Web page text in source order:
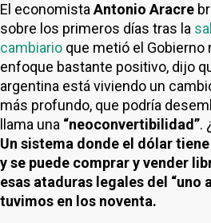
El economista Antonio Aracre
sobre los primeros días tras la
cambiario que metió el Gobierno
enfoque bastante positivo, dijo
argentina está viviendo un
más profundo, que podría
llama una “neoconvertibilidad”.
Un sistema donde el dólar
y se puede comprar y vender
esas ataduras legales del “uno
tuvimos en los noventa.